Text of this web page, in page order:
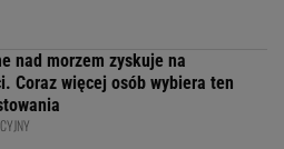
nad morzem zyskuje na
Coraz więcej osób wybiera ten